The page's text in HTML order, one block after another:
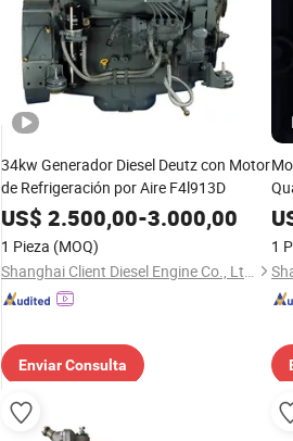
34kw Generador Diesel Deutz con Motor
de Refrigeración por Aire F4l913D
US$ 2.500,00-3.000,00
1 Pieza (MOQ)
Shanghai Client Diesel Engine Co., Ltd.
Enviar Consulta
1